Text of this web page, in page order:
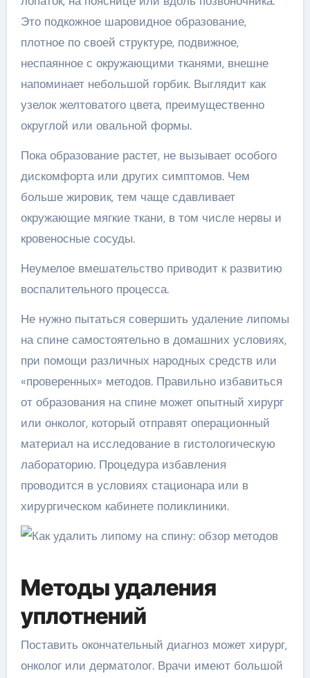
Это подкожное шаровидное образование,
плотное по своей структуре, подвижное,
неспаянное с окружающими тканями, внешне
напоминает небольшой горбик. Выглядит как
узелок желтоватого цвета, преимущественно
округлой или овальной формы.
Пока образование растет, не вызывает особого
дискомфорта или других симптомов. Чем
больше жировик, тем чаще сдавливает
окружающие мягкие ткани, в том числе нервы и
кровеносные сосуды.
Неумелое вмешательство приводит к развитию
воспалительного процесса.
Не нужно пытаться совершить удаление липомы
на спине самостоятельно в домашних условиях,
при помощи различных народных средств или
«проверенных» методов. Правильно избавиться
от образования на спине может опытный хирург
или онколог, который отправят операционный
материал на исследование в гистологическую
лабораторию. Процедура избавления
проводится в условиях стационара или в
хирургическом кабинете поликлиники.
Методы удаления
уплотнений
Поставить окончательный диагноз может хирург,
онколог или дерматолог. Врачи имеют большой